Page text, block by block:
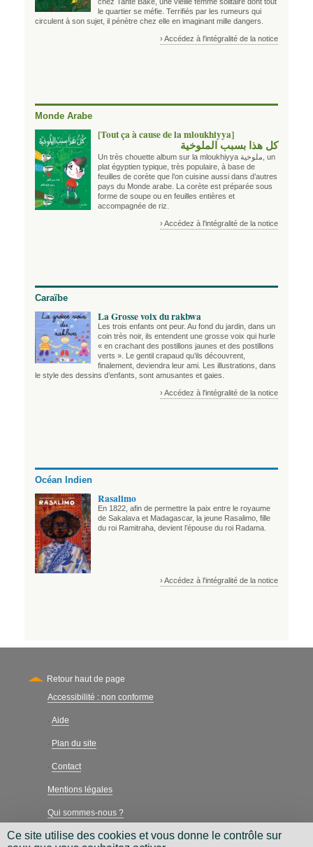
le quartier se méfie. Terrifiés par les rumeurs qui
circulent à son sujet, il pénètre chez elle en imaginant mille dangers.
› Accédez à l'intégralité de la notice
Monde Arabe
[Tout ça à cause de la mloukhiyya]
كل هذا بسبب الملوخية
Un très chouette album sur la mloukhiyya ملوخية, un
plat égyptien typique, très populaire, à base de
feuilles de corète que l’on cuisine aussi dans d’autres
pays du Monde arabe. La corète est préparée sous
forme de soupe ou en feuilles entières et
accompagnée de riz.
› Accédez à l'intégralité de la notice
Caraïbe
La Grosse voix du rakbwa
Les trois enfants ont peur. Au fond du jardin, dans un
coin très noir, ils entendent une grosse voix qui hurle
« en crachant des postillons jaunes et des postillons
verts ». Le gentil crapaud qu’ils découvrent,
finalement, deviendra leur ami. Les illustrations, dans
le style des dessins d’enfants, sont amusantes et gaies.
› Accédez à l'intégralité de la notice
Océan Indien
Rasalimo
En 1822, afin de permettre la paix entre le royaume
de Sakalava et Madagascar, la jeune Rasalimo, fille
du roi Ramitraha, devient l’épouse du roi Radama.
› Accédez à l'intégralité de la notice
Retour haut de page
Secondary
Accessibilité : non conforme
- Aide
- Plan du site
- Contact
Mentions légales
Qui sommes-nous ?
Charte néthique
Ce site utilise des cookies et vous donne le contrôle sur